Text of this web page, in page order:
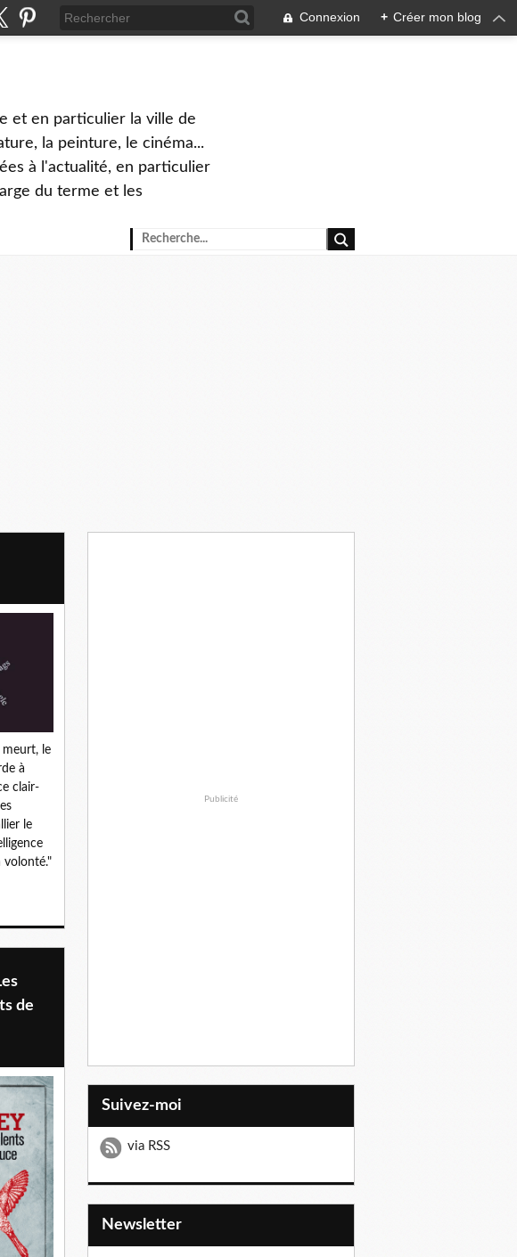
Connexion + Créer mon blog
et en particulier la ville de
la peinture, le cinéma...
à l'actualité, en particulier
du terme et les
meurt, le
à
clair-
le
volonté."
de
Publicité
Suivez-moi
via RSS
Newsletter